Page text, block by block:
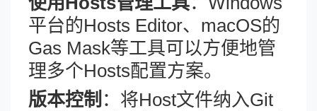
平台的Hosts Editor、macOS的
Gas Mask等工具可以方便地管
理多个Hosts配置方案。
版本控制：将Host文件纳入Git